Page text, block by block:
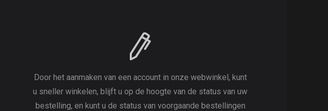
Door het aanmaken van een account in onze webwinkel, kunt
u sneller winkelen, blijft u op de hoogte van de status van uw
bestelling, en kunt u de status van voorgaande bestellingen